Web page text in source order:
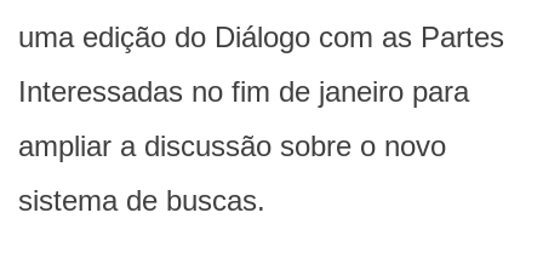
uma edição do Diálogo com as Partes
Interessadas no fim de janeiro para
ampliar a discussão sobre o novo
sistema de buscas.